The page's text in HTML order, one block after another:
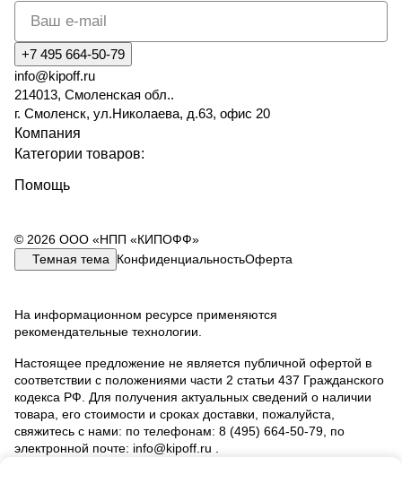
+7 495 664-50-79
info@kipoff.ru
214013, Смоленская обл..
г. Смоленск, ул.Николаева, д.63, офис 20
Компания
Категории товаров:
Помощь
© 2026 ООО «НПП «КИПОФФ»
Темная тема
КонфиденциальностьОферта
На информационном ресурсе применяются
рекомендательные технологии
Настоящее предложение не является публичной офертой в
соответствии с положениями части 2 статьи 437 Гражданского
кодекса РФ. Для получения актуальных сведений о наличии
товара, его стоимости и сроках доставки, пожалуйста,
свяжитесь с нами: по телефонам: 8 (495) 664‑50‑79, по
электронной почте: info@kipoff.ru .